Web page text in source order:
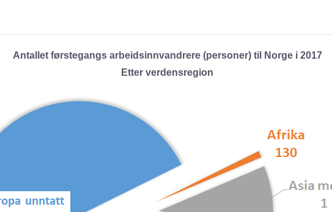
Antallet førstegangs arbeidsinnvandrere (personer) til Norge i 2017
Etter verdensregion